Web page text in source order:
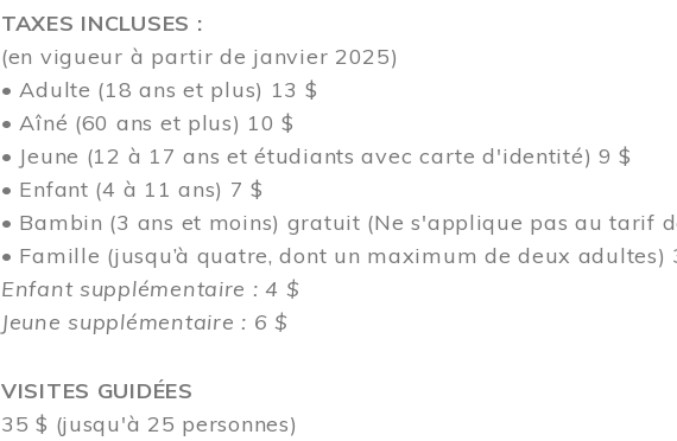
TAXES INCLUSES :
(en vigueur à partir de janvier 2025)
• Adulte (18 ans et plus) 13 $
• Aîné (60 ans et plus) 10 $
• Jeune (12 à 17 ans et étudiants avec carte d'identité) 9 $
• Enfant (4 à 11 ans) 7 $
• Bambin (3 ans et moins) gratuit (Ne s'applique pas au tarif
• Famille (jusqu’à quatre, dont un maximum de deux adultes)
Enfant supplémentaire : 4 $
Jeune supplémentaire : 6 $
VISITES GUIDÉES
35 $ (jusqu'à 25 personnes)